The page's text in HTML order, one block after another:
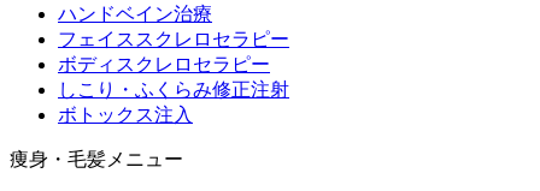
ハンドベイン治療
フェイススクレロセラピー
ボディスクレロセラピー
しこり・ふくらみ修正注射
ボトックス注入
痩身・毛髪メニュー